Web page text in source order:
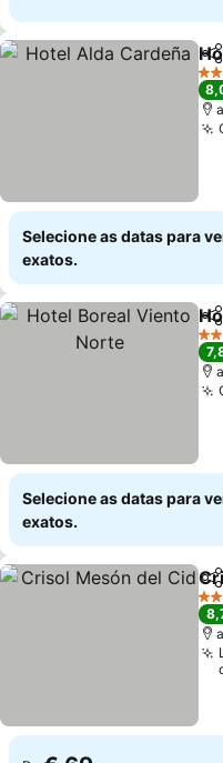
3
Selecione as datas para
exatos.
2
Selecione as datas para
exatos.
3